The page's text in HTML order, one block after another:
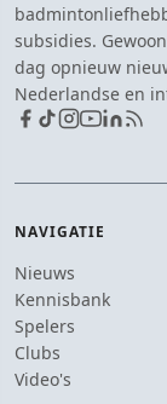
subsidies.
dag opnieuw
Nederlandse en
NAVIGATIE
Nieuws
Kennisbank
Spelers
Clubs
Video's